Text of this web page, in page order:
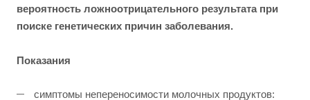
вероятность ложноотрицательного результата при
поиске генетических причин заболевания.
Показания
симптомы непереносимости молочных продуктов: